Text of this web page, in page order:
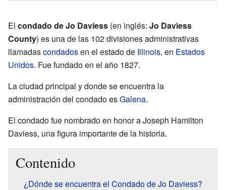
El condado de Jo Daviess (en inglés: Jo Daviess
County) es una de las 102 divisiones administrativas
llamadascondadosen el estado de Illinois, en Estados
Unidos. Fue fundado en el año 1827.
La ciudad principal y donde se encuentra la
administración del condado esGalena.
El condado fue nombrado en honor a Joseph Hamilton
Daviess, una figura importante de la historia.
Contenido
¿Dónde se encuentra el Condado de Jo Daviess?